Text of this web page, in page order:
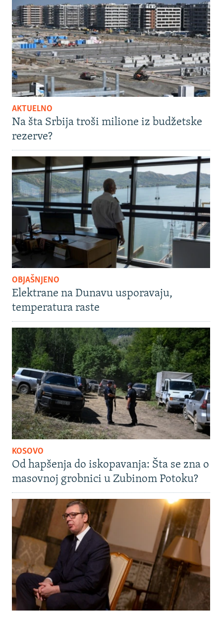
AKTUELNO
Na šta Srbija troši milione iz budžetske
rezerve?
OBJAŠNJENO
Elektrane na Dunavu usporavaju,
temperatura raste
KOSOVO
Od hapšenja do iskopavanja: Šta se zna o
masovnoj grobnici u Zubinom Potoku?